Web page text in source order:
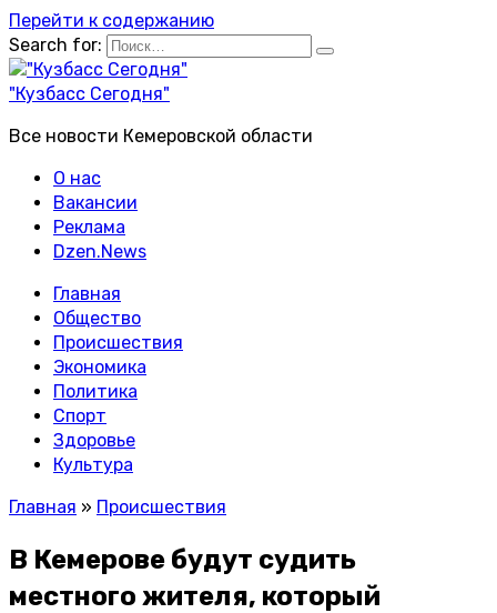
Перейти к содержанию
Search for:
"Кузбасс Сегодня"
Все новости Кемеровской области
О нас
Вакансии
Реклама
Dzen.News
Главная
Общество
Происшествия
Экономика
Политика
Спорт
Здоровье
Культура
Главная » Происшествия
В Кемерове будут судить
местного жителя, который